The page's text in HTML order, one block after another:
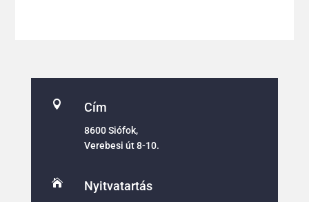
 Cím
8600 Siófok,
Verebesi út 8-10.
 Nyitvatartás